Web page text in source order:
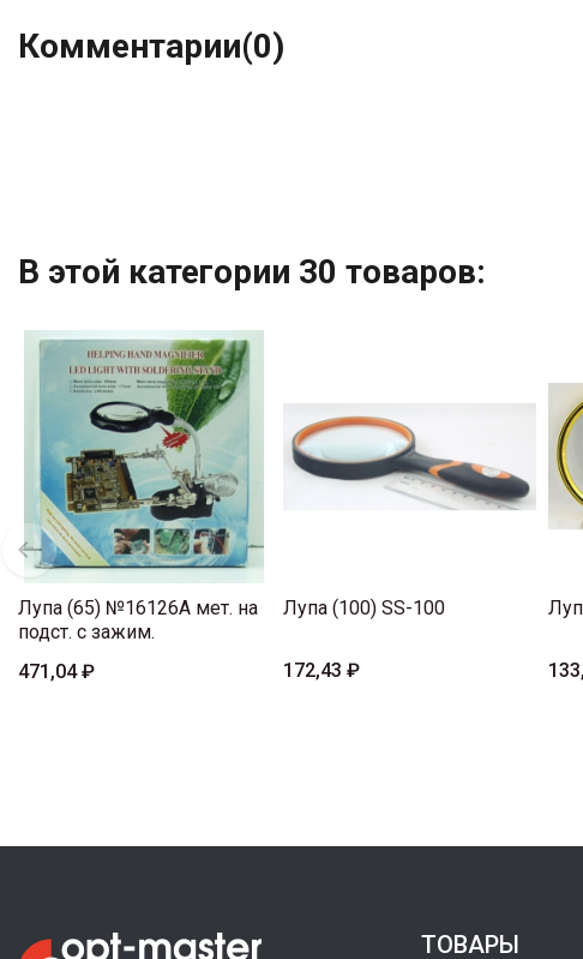
Комментарии(0)
В этой категории 30 товаров:
Лупа (65) №16126A мет. на
подст. с зажим.
471,04 ₽
Лупа (100) SS-100
172,43 ₽
ТОВАРЫ